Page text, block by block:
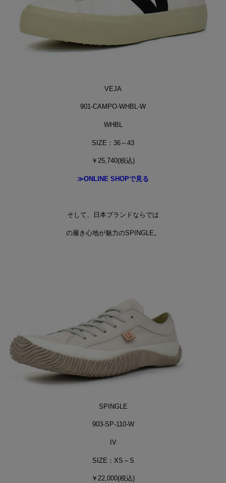
VEJA
901-CAMPO-WHBL-W
WHBL
SIZE：36～43
￥25,740(税込)
≫ONLINE SHOPで見る
そして、日本ブランドならでは
の履き心地が魅力のSPINGLE。
SPINGLE
903-SP-110-W
IV
SIZE：XS～S
￥22,000(税込)